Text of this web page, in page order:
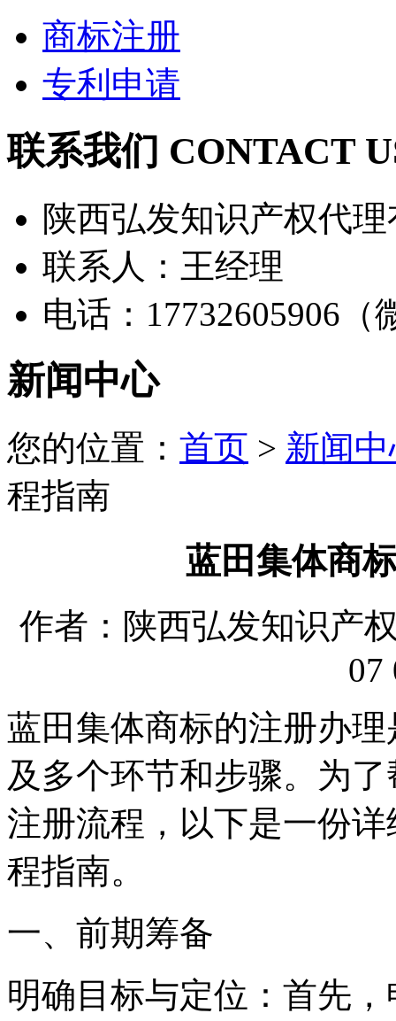
商标注册
专利申请
联系我们 CONTACT
陕西弘发知识产权代
联系人：王经理
电话：17732605906（
新闻中心
您的位置： 首页 > 新闻
程指南
蓝田集体商
作者：陕西弘发知识产
07
蓝田集体商标的注册办
及多个环节和步骤。为
注册流程，以下是一份
程指南。
一、前期筹备
明确目标与定位：首先